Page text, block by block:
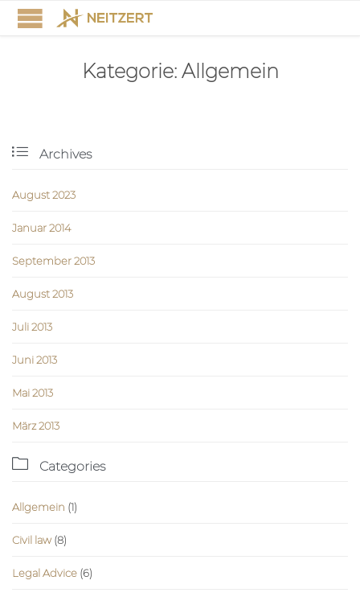
Kategorie: Allgemein
 Archives
August 2023
Januar 2014
September 2013
August 2013
Juli 2013
Juni 2013
Mai 2013
März 2013
 Categories
Allgemein (1)
Civil law(8)
Legal Advice (6)